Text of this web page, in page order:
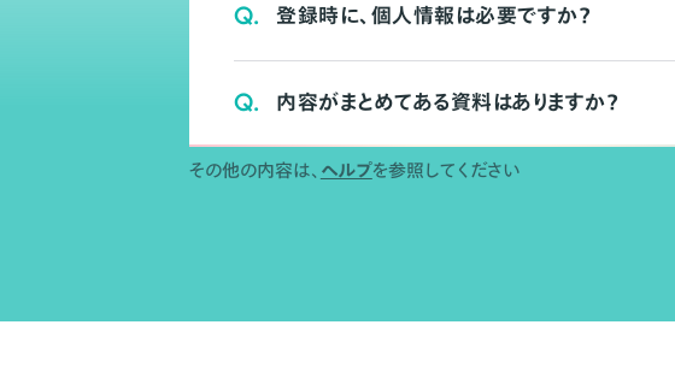
Q. 登録時に、個人情報は必要ですか？
Q. 内容がまとめてある資料はありますか？
その他の内容は、 ヘルプを参照してください